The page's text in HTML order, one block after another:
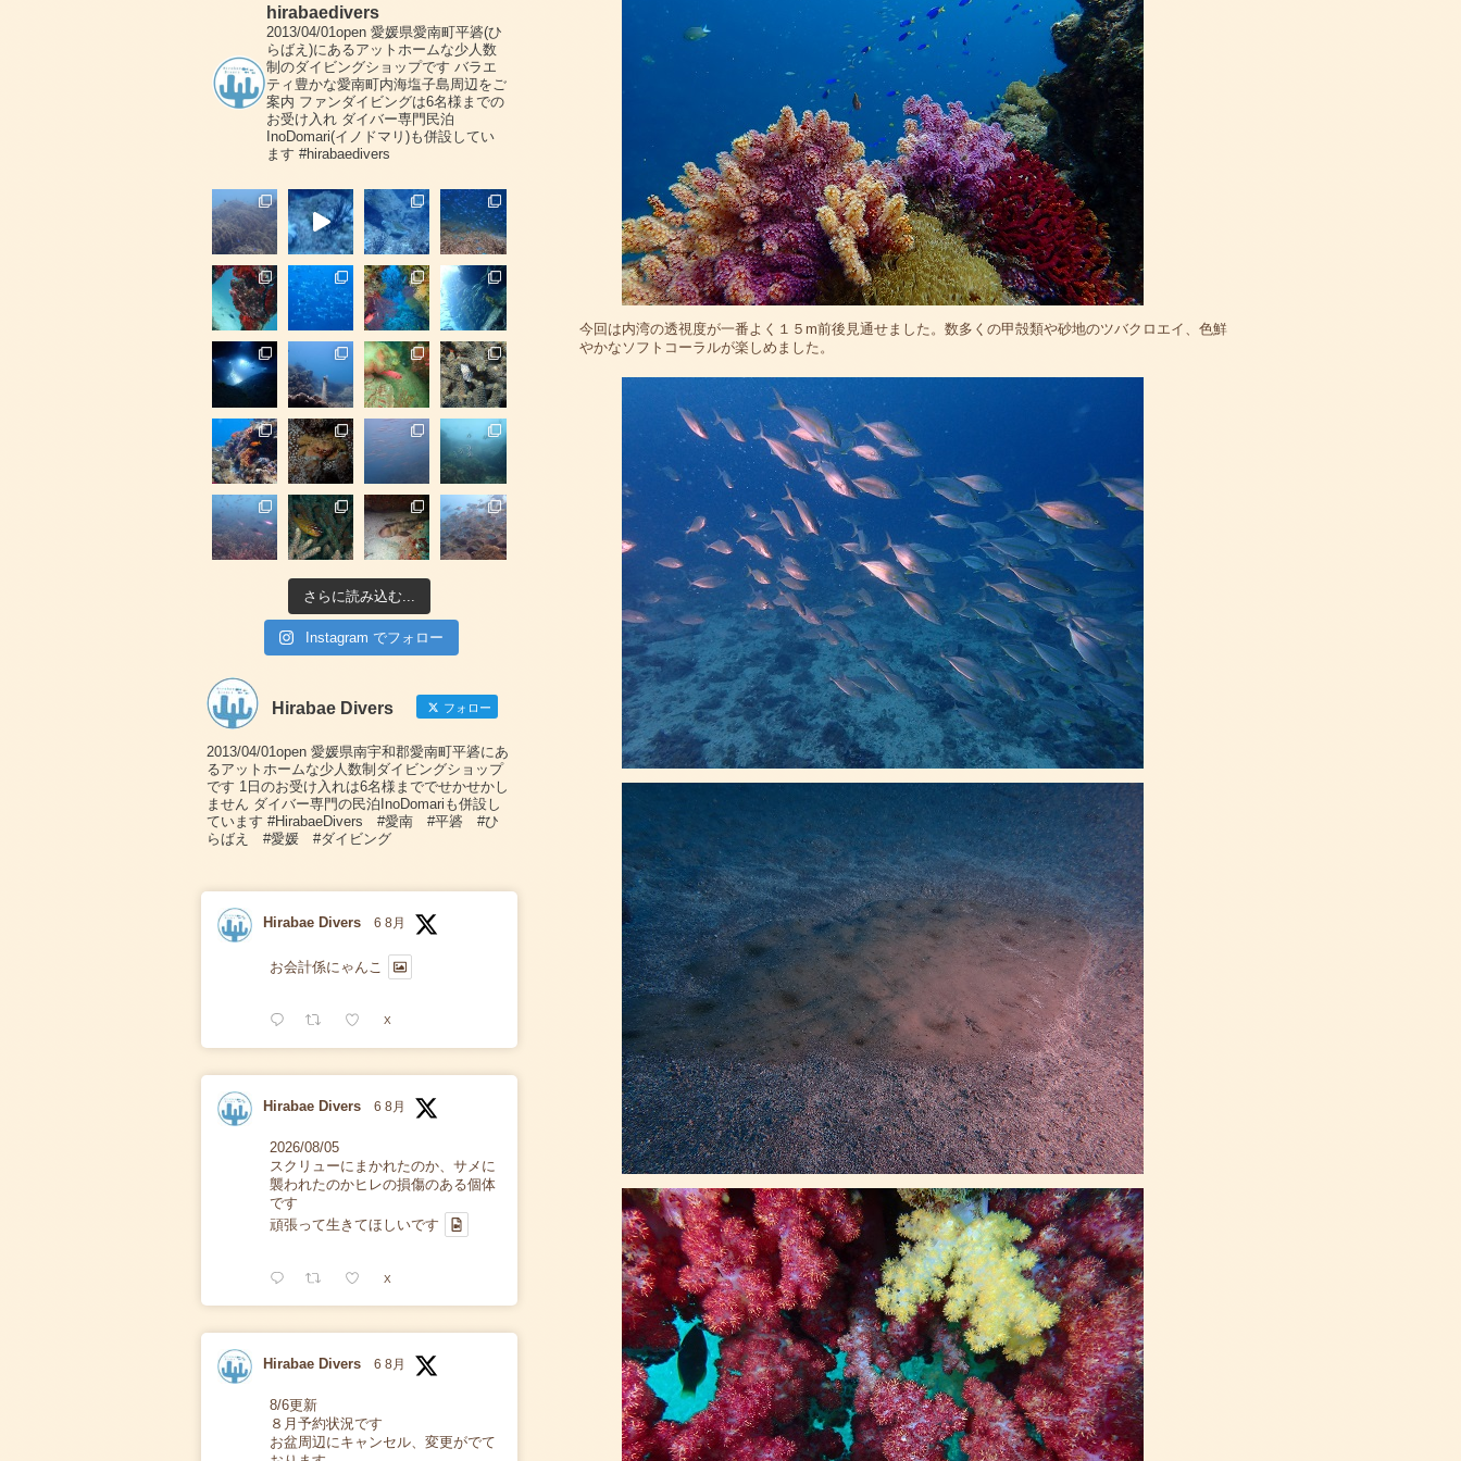
今回は内湾の透視度が一番よく１５m前後見通せました。数多くの甲殻類や砂地のツバクロエイ、色鮮
やかなソフトコーラルが楽しめました。
hirabaedivers
2013/04/01open愛媛県愛南町平碆(ひ
らばえ)にあるアットホームな少人数
制のダイビングショップです バラエ
ティ豊かな愛南町内海塩子島周辺をご
案内 ファンダイビングは6名様までの
お受け入れダイバー専門民泊
InoDomari(イノドマリ)も併設してい
ます #hirabaedivers
さらに読み込む...
Instagram でフォロー
Hirabae Divers フォロー
2013/04/01open 愛媛県南宇和郡愛南町平碆にあ
るアットホームな少人数制ダイビングショップ
です 1日のお受け入れは6名様まででせかせかし
ません ダイバー専門の民泊InoDomariも併設し
ています #HirabaeDivers #愛南 #平碆 #ひ
らばえ #愛媛 #ダイビング
Hirabae Divers 6 8月
お会計係にゃんこ
X
Hirabae Divers 6 8月
2026/08/05
スクリューにまかれたのか、サメに
襲われたのかヒレの損傷のある個体
です
頑張って生きてほしいです
X
Hirabae Divers 6 8月
8/6更新
８月予約状況です
お盆周辺にキャンセル、変更がでて